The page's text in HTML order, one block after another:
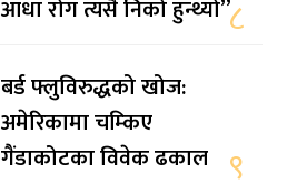
आधा रोग त्यसै निको हुन्थ्यो”८
बर्ड फ्लुविरुद्धको खोज:
अमेरिकामा चम्किए
गैंडाकोटका विवेक ढकाल ९